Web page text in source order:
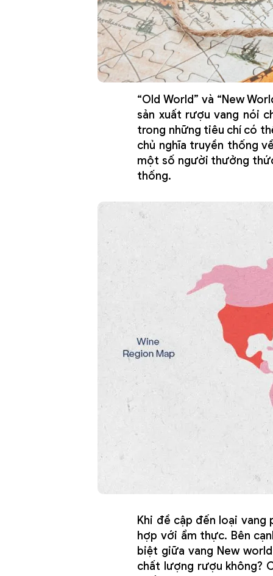
“Old World” và “New
sản xuất rượu vang nói
trong những tiêu chí có
chủ nghĩa truyền thống
một số người thưởng
thống.
Khi đề cập đến loại vang
hợp với ẩm thực. Bên
biệt giữa vang New
chất lượng rượu không?